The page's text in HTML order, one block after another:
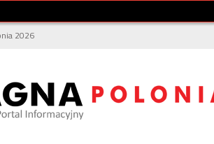
2026